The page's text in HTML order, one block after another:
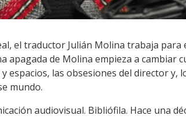
el traductor Julián Molina trabaja
apagada de Molina empieza a cambiar
espacios, las obsesiones del director y,
mundo.
audiovisual. Bibliófila. Hace una